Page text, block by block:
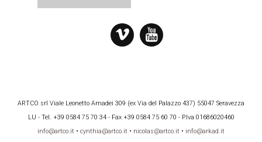
ARTCO srl Viale Leonetto Amadei 309 (ex Via del Palazzo 437) 55047 Seravezza
LU - Tel. +39 0584 75 70 34 - Fax +39 0584 75 60 70 - P.Iva 01686020460
info@artco.it • cynthia@artco.it • nicolas@artco.it • info@arkad.it